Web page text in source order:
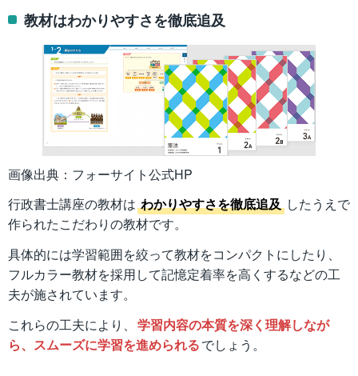
教材はわかりやすさを徹底追及
画像出典：フォーサイト公式HP
行政書士講座の教材は わかりやすさを徹底追及 したうえで
作られたこだわりの教材です。
具体的には学習範囲を絞って教材をコンパクトにしたり、
フルカラー教材を採用して記憶定着率を高くするなどの工
夫が施されています。
これらの工夫により、 学習内容の本質を深く理解しなが
ら、スムーズに学習を進められるでしょう。